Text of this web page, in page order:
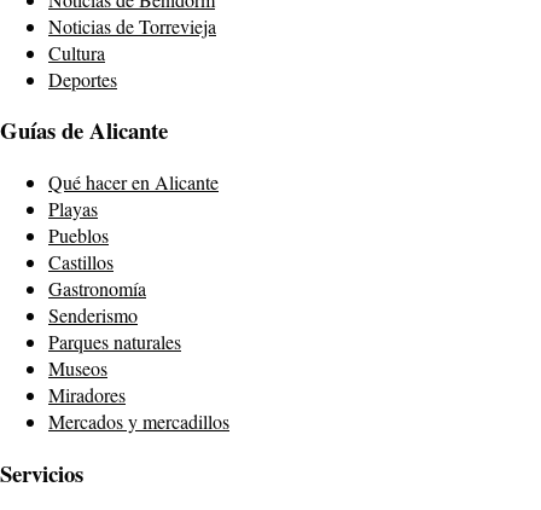
Noticias de Torrevieja
Cultura
Deportes
Guías de Alicante
Qué hacer en Alicante
Playas
Pueblos
Castillos
Gastronomía
Senderismo
Parques naturales
Museos
Miradores
Mercados y mercadillos
Servicios